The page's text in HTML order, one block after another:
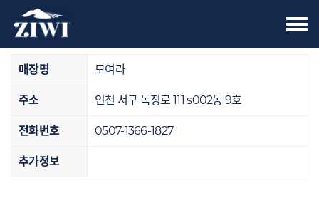
오프라인 매장
매장명 모여라
주소 인천 서구 독정로 111 s002동 9호
전화번호 0507-1366-1827
추가정보